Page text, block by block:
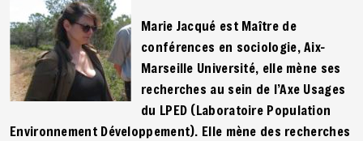
Marie Jacqué est Maître de
conférences en sociologie, Aix-
Marseille Université, elle mène ses
recherches au sein de l’Axe Usages
du LPED (Laboratoire Population
Environnement Développement). Elle mène des recherches